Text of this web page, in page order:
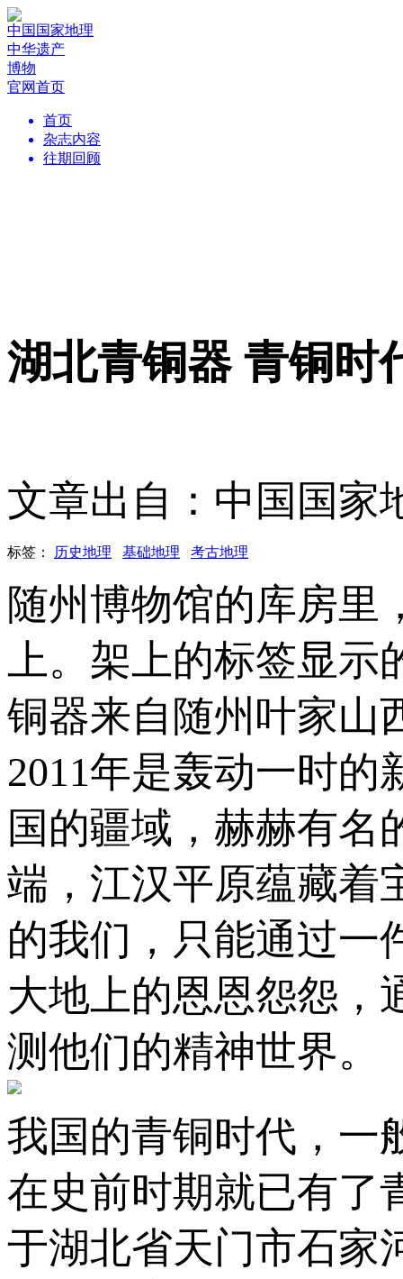
中国国家地理
中华遗产
博物
官网首页
首页
杂志内容
往期回顾
湖北青铜器 青铜时
文章出自：中国国家
标签： 历史地理 基础地理 考古地理
随州博物馆的库房里
上。架上的标签显
铜器来自随州叶家山
2011年是轰动一时
国的疆域，赫赫有名
端，江汉平原蕴藏着
的我们，只能通过一
大地上的恩恩怨怨，
测他们的精神世界。
我国的青铜时代，一
在史前时期就已有了
于湖北省天门市石家